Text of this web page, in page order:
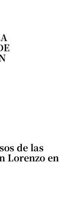
de las
Lorenzo en